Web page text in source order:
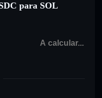
para SOL